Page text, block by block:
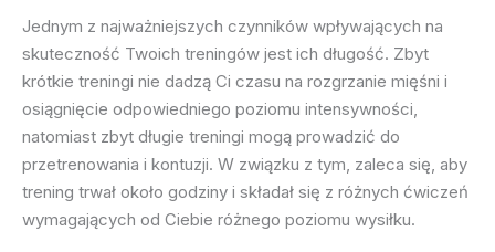
Jednym z najważniejszych czynników wpływających na
skuteczność Twoich treningów jest ich długość. Zbyt
krótkie treningi nie dadzą Ci czasu na rozgrzanie mięśni i
osiągnięcie odpowiedniego poziomu intensywności,
natomiast zbyt długie treningi mogą prowadzić do
przetrenowania i kontuzji. W związku z tym, zaleca się, aby
trening trwał około godziny i składał się z różnych ćwiczeń
wymagających od Ciebie różnego poziomu wysiłku.